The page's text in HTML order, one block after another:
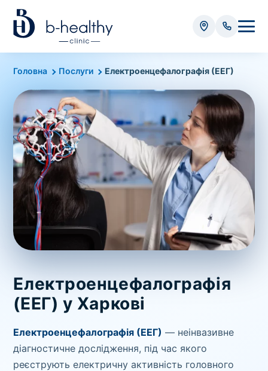
Головна Послуги Електроенцефалографія (ЕЕГ)
Електроенцефалографія
(ЕЕГ) у Харкові
Електроенцефалографія (ЕЕГ) — неінвазивне
діагностичне дослідження, під час якого
реєструють електричну активність головного
Аналізи
* Додатково оплачується (залежно від виду аналізу):
Вартість забору крові - 50 грн
Вартість забору біоматеріалу (крім крові) - від
35 грн
Всього: 0 грн
Попередній запис на дослідження не
зіскрібки. Взяття біоматеріалу для них
виконує лікар – необхідий запис до фахівця
Аналіз вдома
Зберегти